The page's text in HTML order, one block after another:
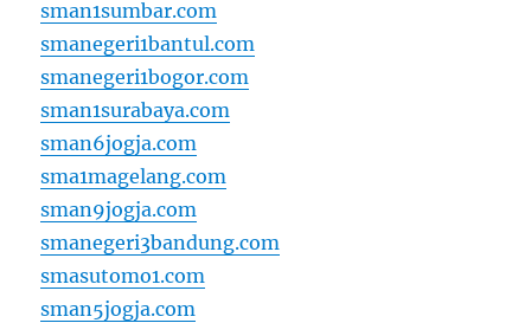
sman1sumbar.com
smanegeri1bantul.com
smanegeri1bogor.com
sman1surabaya.com
sman6jogja.com
sma1magelang.com
sman9jogja.com
smanegeri3bandung.com
smasutomo1.com
sman5jogja.com